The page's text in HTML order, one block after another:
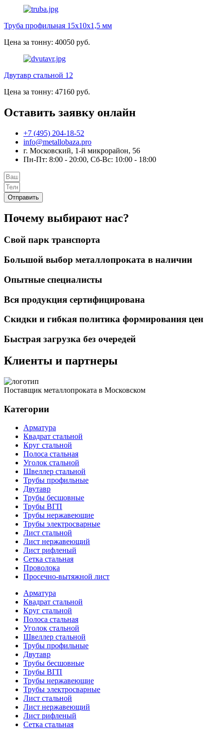
Труба профильная 15х10х1,5 мм
Цена за тонну: 40050 руб.
Двутавр стальной 12
Цена за тонну: 47160 руб.
Оставить заявку онлайн
+7 (495) 204-18-52
info@metallobaza.pro
г. Московский, 1-й микрорайон, 56
Пн-Пт: 8:00 - 20:00, Сб-Вс: 10:00 - 18:00
Отправить
Почему выбирают нас?
Свой парк транспорта
Большой выбор металлопроката в наличии
Опытные специалисты
Вся продукция сертифицирована
Скидки и гибкая политика формирования цен
Быстрая загрузка без очередей
Клиенты и партнеры
Поставщик металлопроката в Московском
Категории
Арматура
Квадрат стальной
Круг стальной
Полоса стальная
Уголок стальной
Швеллер стальной
Трубы профильные
Двутавр
Трубы бесшовные
Трубы ВГП
Трубы нержавеющие
Трубы электросварные
Лист стальной
Лист нержавеющий
Лист рифленый
Сетка стальная
Проволока
Просечно-вытяжной лист
Арматура
Квадрат стальной
Круг стальной
Полоса стальная
Уголок стальной
Швеллер стальной
Трубы профильные
Двутавр
Трубы бесшовные
Трубы ВГП
Трубы нержавеющие
Трубы электросварные
Лист стальной
Лист нержавеющий
Лист рифленый
Сетка стальная